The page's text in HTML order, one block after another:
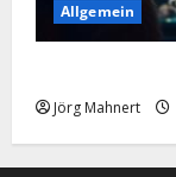
Allgemein
Jörg Mahnert